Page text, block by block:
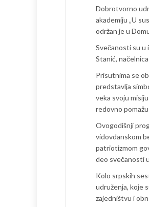
Dobrotvorno
akademiju „U
održan je u
Svečanosti su u
Stanić,
Prisutnima se
predstavlja
veka svoju
redovno
Ovogodišnji
vidovdanskom
patriotizmom
deo svečanosti
Kolo srpskih
udruženja, koje
zajedništvu i